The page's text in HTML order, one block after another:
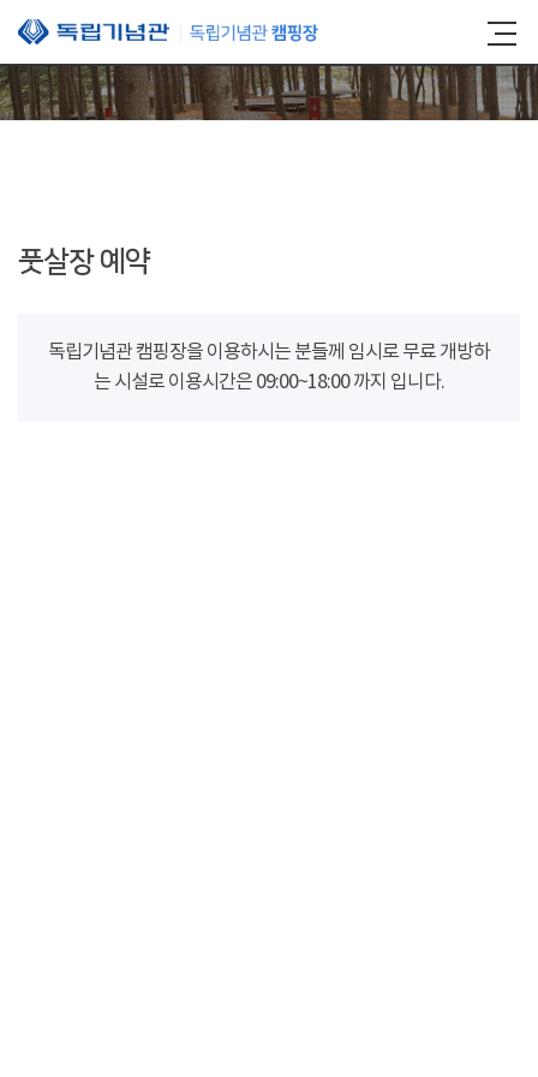
본문 바로가기
풋살장 예약
독립기념관 캠핑장을 이용하시는 분들께 임시로 무료 개방하
는 시설로 이용시간은 09:00~18:00 까지 입니다.